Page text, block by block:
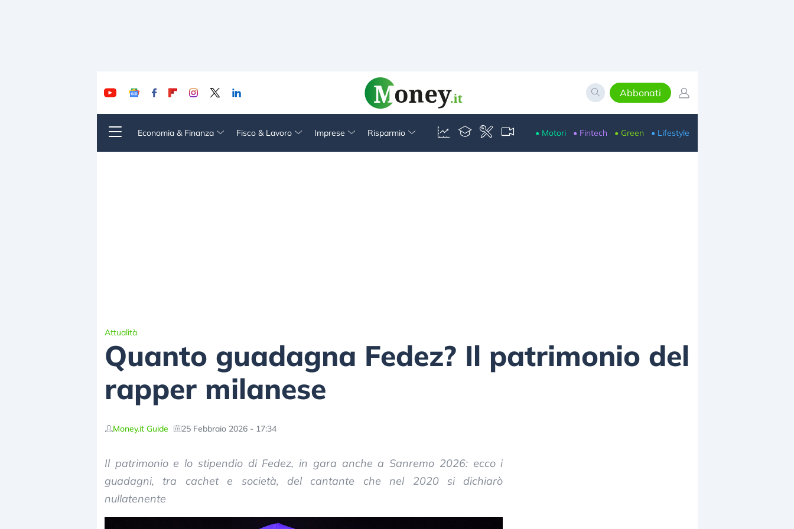
Abbonati
Economia & Finanza Fisco & Lavoro Imprese Risparmio • Motori • Fintech • Green • Lifestyle
Attualità
Quanto guadagna Fedez? Il patrimonio del
rapper milanese
Money.it Guide 25 Febbraio 2026 - 17:34
Il patrimonio e lo stipendio di Fedez, in gara anche a Sanremo 2026: ecco i
guadagni, tra cachet e società, del cantante che nel 2020 si dichiarò
nullatenente